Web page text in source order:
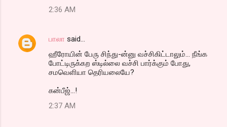
2:36 AM
பாலா said…
ஹீரோயின் பேரு சிந்து-ன்னு வச்சிகிட்டாலும்... நீங்க
போட்டிருக்கற ஸ்டில்லை வச்சி பார்க்கும் போது,
சமவெளியா தெரியலையே?
கன்பீஜ்...!
2:37 AM